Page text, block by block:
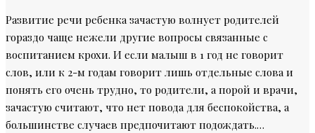
Развитие речи ребенка зачастую волнует родителей
гораздо чаще нежели другие вопросы связанные с
воспитанием крохи. И если малыш в 1 год не говорит
слов, или к 2-м годам говорит лишь отдельные слова и
понять его очень трудно, то родители, а порой и врачи,
зачастую считают, что нет повода для беспокойства, а
большинстве случаев предпочитают подождать.…